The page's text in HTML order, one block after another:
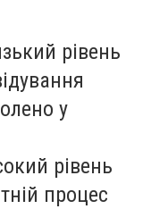
рівень
у
рівень
процес